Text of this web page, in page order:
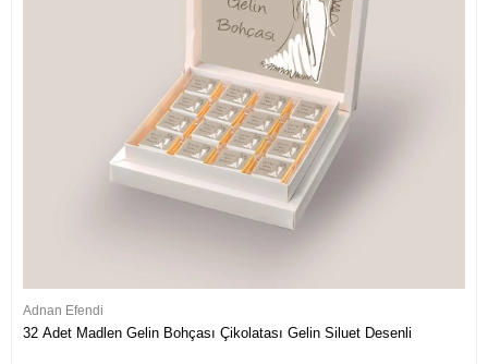
Adnan Efendi
32 Adet Madlen Gelin Bohçası Çikolatası Gelin Siluet Desenli